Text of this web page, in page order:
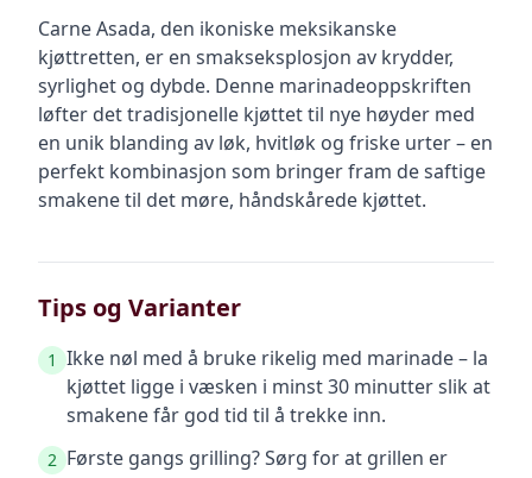
Carne Asada, den ikoniske meksikanske
kjøttretten, er en smakseksplosjon av krydder,
syrlighet og dybde. Denne marinadeoppskriften
løfter det tradisjonelle kjøttet til nye høyder med
en unik blanding av løk, hvitløk og friske urter – en
perfekt kombinasjon som bringer fram de saftige
smakene til det møre, håndskårede kjøttet.
Tips og Varianter
1 Ikke nøl med å bruke rikelig med marinade – la
kjøttet ligge i væsken i minst 30 minutter slik at
smakene får god tid til å trekke inn.
2 Første gangs grilling? Sørg for at grillen er